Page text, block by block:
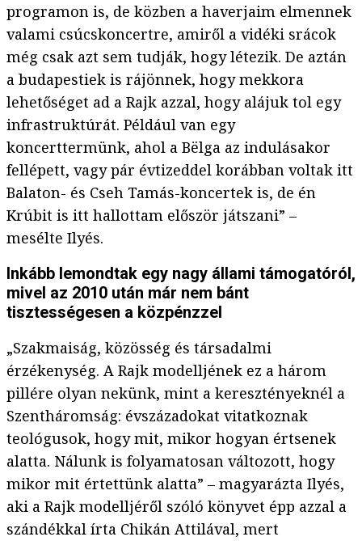
programon is, de közben a haverjaim elmennek
valami csúcskoncertre, amiről a vidéki srácok
még csak azt sem tudják, hogy létezik. De aztán
a budapestiek is rájönnek, hogy mekkora
lehetőséget ad a Rajk azzal, hogy alájuk tol egy
infrastruktúrát. Például van egy
koncerttermünk, ahol a Bëlga az indulásakor
fellépett, vagy pár évtizeddel korábban voltak itt
Balaton- és Cseh Tamás-koncertek is, de én
Krúbit is itt hallottam először játszani” –
mesélte Ilyés.
Inkább lemondtak egy nagy állami támogatóról,
mivel az 2010 után már nem bánt
tisztességesen a közpénzzel
„Szakmaiság, közösség és társadalmi
érzékenység. A Rajk modelljének ez a három
pillére olyan nekünk, mint a keresztényeknél a
Szentháromság: évszázadokat vitatkoznak
teológusok, hogy mit, mikor hogyan értsenek
alatta. Nálunk is folyamatosan változott, hogy
mikor mit értettünk alatta” – magyarázta Ilyés,
aki a Rajk modelljéről szóló könyvet épp azzal a
szándékkal írta Chikán Attilával, mert